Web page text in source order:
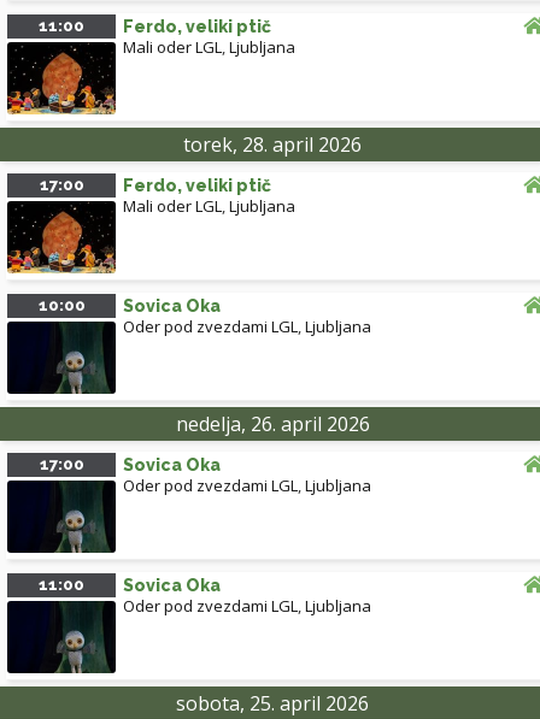
11:00 Ferdo, veliki ptič
Mali oder LGL,Ljubljana
torek, 28. april 2026
17:00 Ferdo, veliki ptič
Mali oder LGL,Ljubljana
10:00 Sovica Oka
Oder pod zvezdami LGL,Ljubljana
nedelja, 26. april 2026
17:00 Sovica Oka
Oder pod zvezdami LGL,Ljubljana
11:00 Sovica Oka
Oder pod zvezdami LGL,Ljubljana
sobota, 25. april 2026